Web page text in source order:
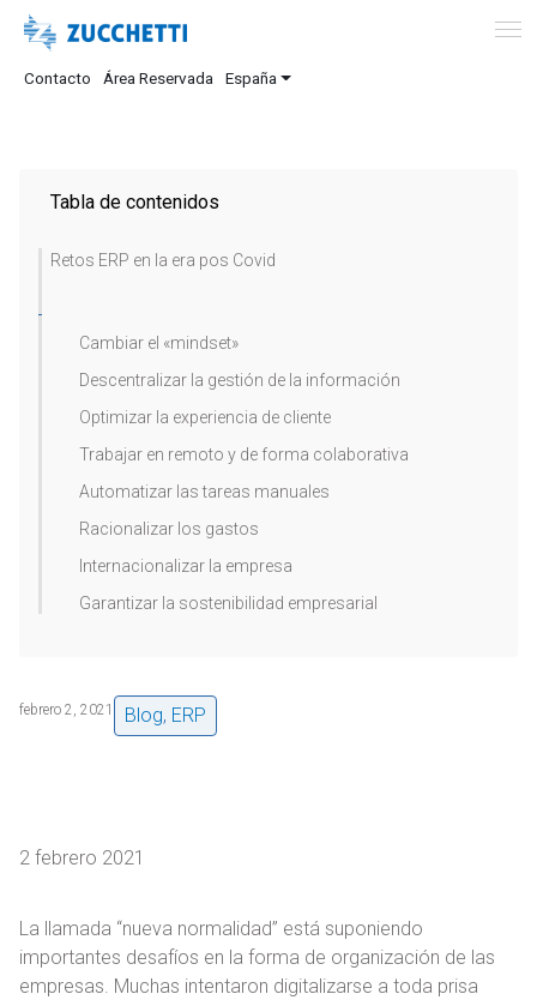
Contacto Área Reservada España
Tabla de contenidos
Retos ERP en la era pos Covid
Cambiar el «mindset»
Descentralizar la gestión de la información
Optimizar la experiencia de cliente
Trabajar en remoto y de forma colaborativa
Automatizar las tareas manuales
Racionalizar los gastos
Internacionalizar la empresa
Garantizar la sostenibilidad empresarial
febrero 2, 2021 Blog, ERP
2 febrero 2021
La llamada “nueva normalidad” está suponiendo
importantes desafíos en la forma de organización de las
empresas. Muchas intentaron digitalizarse a toda prisa